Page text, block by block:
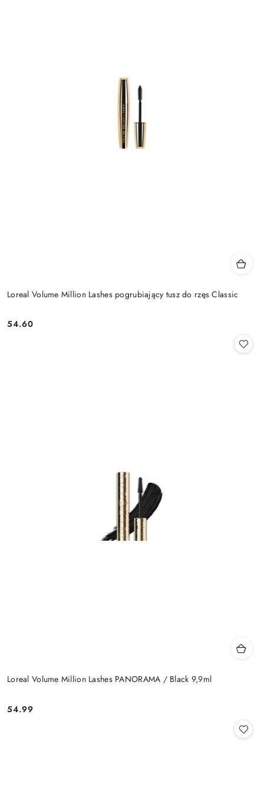
Loreal Volume Million Lashes pogrubiający tusz do rzęs Classic
Cena:
54.60
Loreal Volume Million Lashes PANORAMA / Black 9,9ml
Cena:
54.99